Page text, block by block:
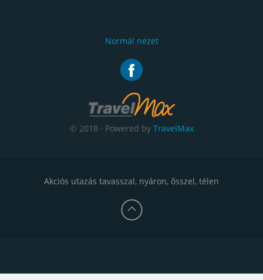
Normál nézet
© 2018 · Powered by TravelMax
Akciós utazás tavasszal, nyáron, ősszel, télen